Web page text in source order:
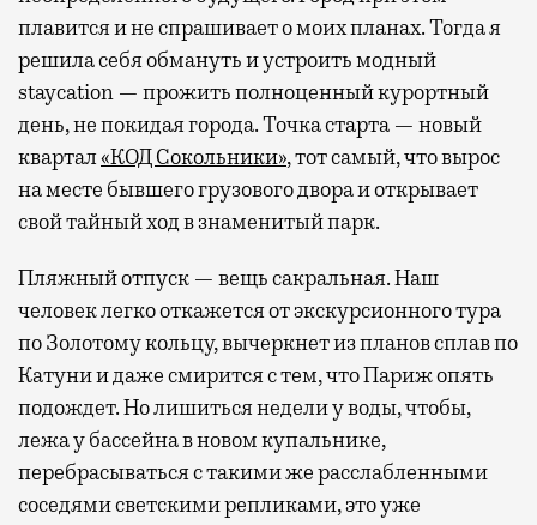
плавится и не спрашивает о моих планах. Тогда я
решила себя обмануть и устроить модный
staycation — прожить полноценный курортный
день, не покидая города. Точка старта — новый
квартал«КОД Сокольники», тот самый, что вырос
на месте бывшего грузового двора и открывает
свой тайный ход в знаменитый парк.
Пляжный отпуск — вещь сакральная. Наш
человек легко откажется от экскурсионного тура
по Золотому кольцу, вычеркнет из планов сплав по
Катуни и даже смирится с тем, что Париж опять
подождет. Но лишиться недели у воды, чтобы,
лежа у бассейна в новом купальнике,
перебрасываться с такими же расслабленными
соседями светскими репликами, это уже